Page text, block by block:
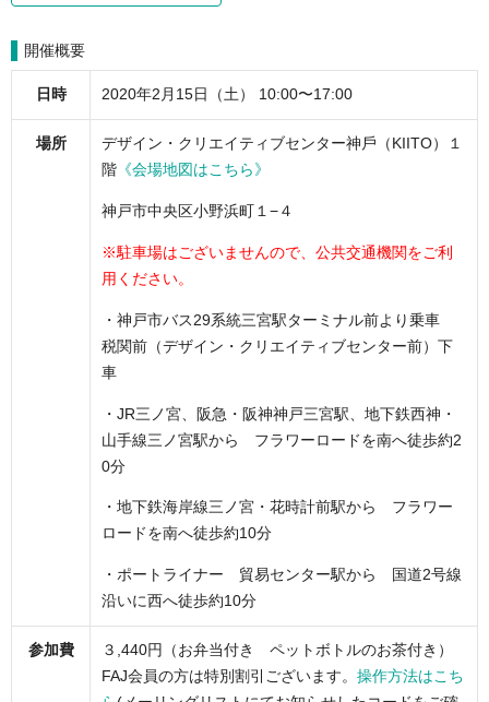
開催概要
⽇時 2020年2⽉15⽇（土） 10:00〜17:00
場所
デザイン・クリエイティブセンター神⼾（KIITO）１
階 《会場地図はこちら》
神戸市中央区小野浜町１−４
※駐車場はございませんので、公共交通機関をご利
用ください。
・神戸市バス29系統三宮駅ターミナル前より乗車
税関前（デザイン・クリエイティブセンター前）下
車
・JR三ノ宮、阪急・阪神神戸三宮駅、地下鉄西神・
山手線三ノ宮駅から フラワーロードを南へ徒歩約2
0分
・地下鉄海岸線三ノ宮・花時計前駅から フラワー
ロードを南へ徒歩約10分
・ポートライナー 貿易センター駅から 国道2号線
沿いに西へ徒歩約10分
参加費 ３,440円（ お弁当付き ペットボトルのお茶付き ）
FAJ会員の方は特別割引ございます。 操作方法はこち